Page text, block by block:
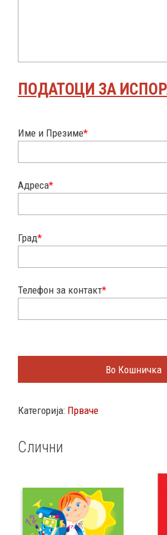
ПОДАТОЦИ ЗА
Име и Презиме*
Адреса*
Град*
Телефон за контакт*
Во Кошничка
Категорија: Прваче
Слични